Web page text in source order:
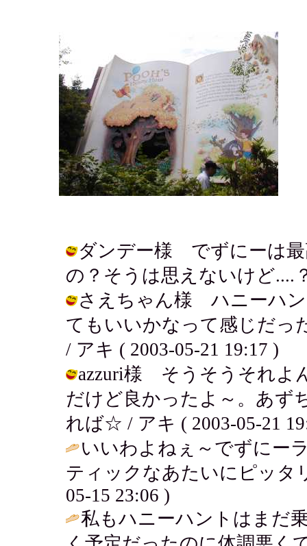
ダンデー様 でずにーは最
の？そうは思えないけど....
さえちゃん様 ハニーハン
てもいいかなって感じだっ
/ アキ ( 2003-05-21 19:17 )
azzuri様 そうそうそれよ
だけど良かったよ～。あず
れば☆ / アキ ( 2003-05-21
いいわよねぇ～でずにー
ティックなあたいにピッ
05-15 23:06 )
私もハニーハントはまだ